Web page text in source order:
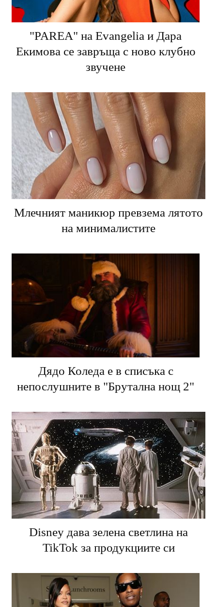
"PARЕA" на Evangelia и Дара
Екимова се завръща с ново клубно
звучене
Млечният маникюр превзема лятото
на минималистите
Дядо Коледа е в списъка с
непослушните в "Брутална нощ 2"
Disney дава зелена светлина на
TikTok за продукциите си